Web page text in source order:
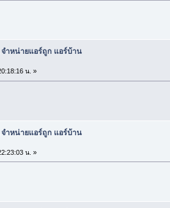
จำหน่ายแอร์ถูก แอร์บ้าน
น. »
จำหน่ายแอร์ถูก แอร์บ้าน
น. »